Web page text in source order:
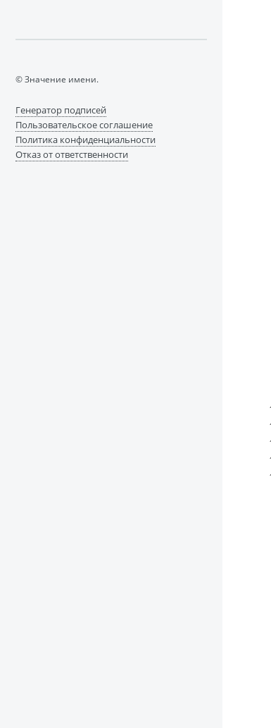
© Значение имени.
Генератор подписей
Пользовательское соглашение
Политика конфиденциальности
Отказ от ответственности